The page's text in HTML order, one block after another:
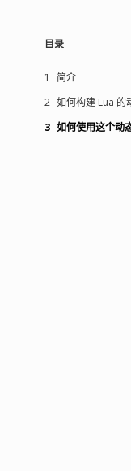
目录
1
简介
2 如何构建 Lua 的
3 如何使用这个动